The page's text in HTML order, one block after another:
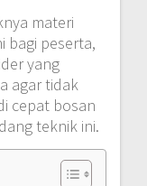
materi
bagi peserta,
yang
agar tidak
cepat bosan
teknik ini.